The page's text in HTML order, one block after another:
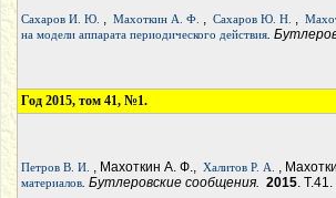
Сахаров И. Ю. , Махоткин А. Ф. , Сахаров Ю. Н. ,
на модели аппарата периодического действия.
Год 2015, том 41, №1.
Петров В. И. , Махоткин А. Ф., Халитов Р. А. ,
материалов. Бутлеровские сообщения. 2015.